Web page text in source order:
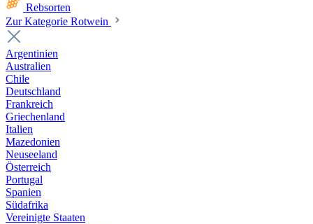
Rebsorten
Zur Kategorie Rotwein
Argentinien
Australien
Chile
Deutschland
Frankreich
Griechenland
Italien
Mazedonien
Neuseeland
Österreich
Portugal
Spanien
Südafrika
Vereinigte Staaten